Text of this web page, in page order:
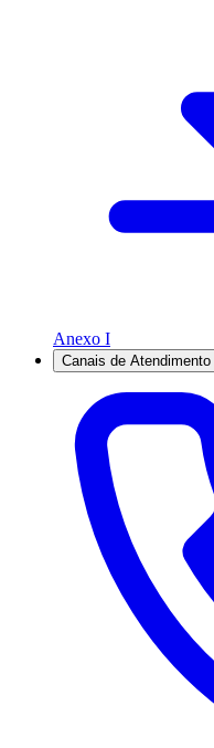
Anexo I
Canais de Atendimento